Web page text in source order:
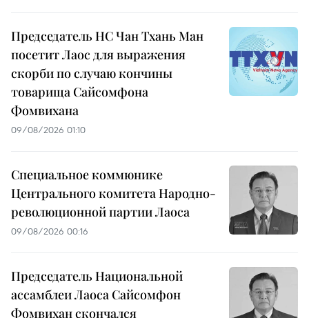
Председатель НС Чан Тхань Ман
посетит Лаос для выражения
скорби по случаю кончины
товарища Сайсомфона
Фомвихана
09/08/2026 01:10
Специальное коммюнике
Центрального комитета Народно-
революционной партии Лаоса
09/08/2026 00:16
Председатель Национальной
ассамблеи Лаоса Сайсомфон
Фомвихан скончался